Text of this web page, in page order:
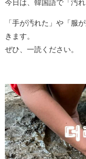
今日は、韓国語で「汚
「手が汚れた」や「服
きます。
ぜひ、一読ください。